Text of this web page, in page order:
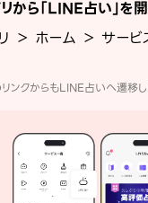
から「LINE占い」を
＞ ホーム ＞ サー
ンクからもLINE占いへ遷移